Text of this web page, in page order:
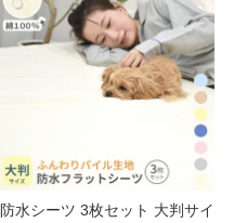
防水シーツ 3枚セット 大判サイ